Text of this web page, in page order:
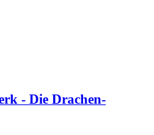
- Die Drachen-